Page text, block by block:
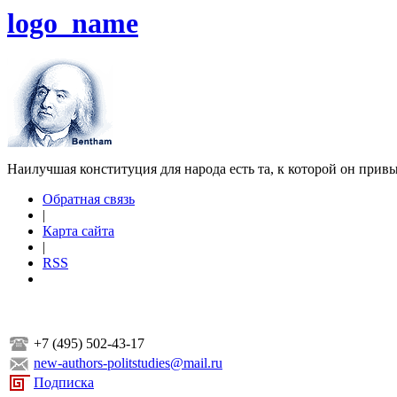
logo_name
Наилучшая конституция для народа есть та, к которой он
Обратная связь
|
Карта сайта
|
RSS
+7 (495) 502-43-17
new-authors-politstudies@mail.ru
Подписка